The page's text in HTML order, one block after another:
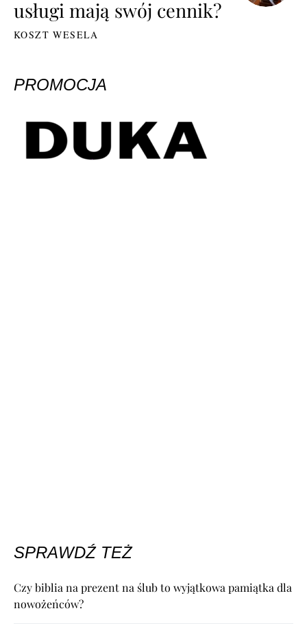
usługi mają swój cennik?
KOSZT WESELA
PROMOCJA
SPRAWDŹ TEŻ
Czy biblia na prezent na ślub to wyjątkowa pamiątka dla
nowożeńców?